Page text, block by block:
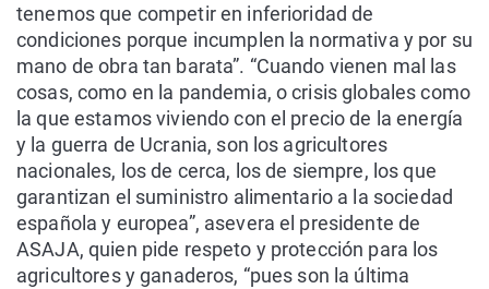
tenemos que competir en inferioridad de
condiciones porque incumplen la normativa y por su
mano de obra tan barata”. “Cuando vienen mal las
cosas, como en la pandemia, o crisis globales como
la que estamos viviendo con el precio de la energía
y la guerra de Ucrania, son los agricultores
nacionales, los de cerca, los de siempre, los que
garantizan el suministro alimentario a la sociedad
española y europea”, asevera el presidente de
ASAJA, quien pide respeto y protección para los
agricultores y ganaderos, “pues son la última